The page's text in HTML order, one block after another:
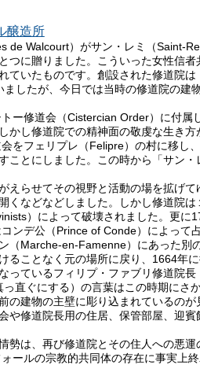
醸造所
de Walcourt）がサン・レミ（Saint-
つに贈りました。こういった女性信者
ていたものです。創設された修道院は
ましたが、今日では当時の修道院の建
ー修道会（Cistercian Order）に付属
かし修道院での精神面の敬虔な生き
をフェリプレ（Felipre）の村に移し
ことにしました。この時から「サン
えらせてその視野と活動の場を拡げ
くなどなどしました。しかし修道院
）によって破壊されました。更に
ンデ公（Prince of Conde）によって
（Marche-en-Famenne）にあった別
ることなく元の場所に戻り、1664年
っているフィリプ・ファブリ修道院
直ぐにする）の言葉はこの時期にさ
の建物の主壁に彫り込まれているの
や修道院長用の住居、保管部屋、迎
勢は、再び修道院とその住人への悪
ールの宗教的共同体の存在に事実上